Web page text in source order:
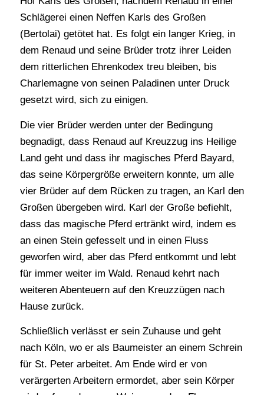
Schlägerei einen Neffen Karls des Großen
(Bertolai) getötet hat. Es folgt ein langer Krieg, in
dem Renaud und seine Brüder trotz ihrer Leiden
dem ritterlichen Ehrenkodex treu bleiben, bis
Charlemagne von seinen Paladinen unter Druck
gesetzt wird, sich zu einigen.
Die vier Brüder werden unter der Bedingung
begnadigt, dass Renaud auf Kreuzzug ins Heilige
Land geht und dass ihr magisches Pferd Bayard,
das seine Körpergröße erweitern konnte, um alle
vier Brüder auf dem Rücken zu tragen, an Karl den
Großen übergeben wird. Karl der Große befiehlt,
dass das magische Pferd ertränkt wird, indem es
an einen Stein gefesselt und in einen Fluss
geworfen wird, aber das Pferd entkommt und lebt
für immer weiter im Wald. Renaud kehrt nach
weiteren Abenteuern auf den Kreuzzügen nach
Hause zurück.
Schließlich verlässt er sein Zuhause und geht
nach Köln, wo er als Baumeister an einem Schrein
für St. Peter arbeitet. Am Ende wird er von
verärgerten Arbeitern ermordet, aber sein Körper